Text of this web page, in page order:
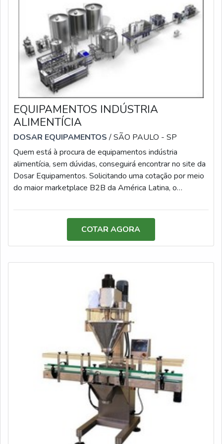
EQUIPAMENTOS INDÚSTRIA
ALIMENTÍCIA
DOSAR EQUIPAMENTOS/ SÃO PAULO - SP
Quem está à procura de equipamentos indústria
alimentícia, sem dúvidas, conseguirá encontrar no site da
Dosar Equipamentos. Solicitando uma cotação por meio
do maior marketplace B2B da América Latina, o
a líder do segmento.Quando a procura é por
Equipamentos encontrará excelente custo-benefício com
comprometimento com os resultados dos clientes,
assertiva.ENTRE OS MELHORES EQUIPAMENTOS
INDÚSTRIA ALIMENTÍCIAHá muitas maneiras
eficientes de demonstrar competência e excelência em
sua área de atuação. A Dosar Equipamentos centraliza
sua estratégia em produzir uma estrutura aos clientes
com: Escritório de alta qualidade onde são realizadas as
atividades; Estrutura suficiente para atender todas as
demandas; Tecnologia de ponta. Ainda tratando da
escolha do fornecedor de equipamentos indústria
alimentícia, na essência da empresa, a mesma deve
prezar pelos produtos e serviços com ótima qualidade e
assertividade, detalhes que passam despercebidos e
podem gerar prejuízo futuros para os clientes.Isso tudo é
a razão pela qual a Dosar Equipamentos é responsável
quando se trata do segmento de comercialização,
COTAR AGORA